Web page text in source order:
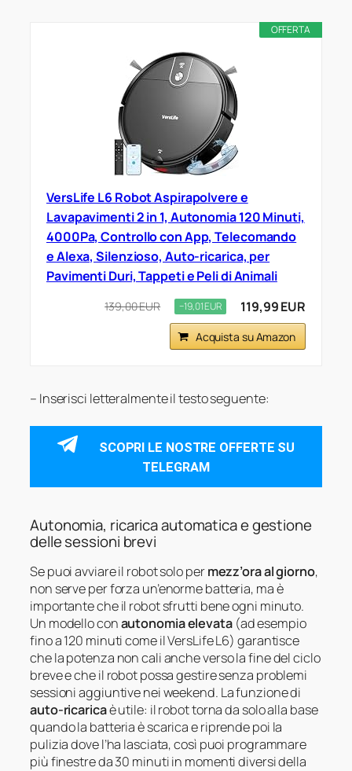
OFFERTA
VersLife L6 Robot Aspirapolvere e
Lavapavimenti 2 in 1, Autonomia 120 Minuti,
4000Pa, Controllo con App, Telecomando
e Alexa, Silenzioso, Auto-ricarica, per
Pavimenti Duri, Tappeti e Peli di Animali
139,00 EUR −19,01 EUR 119,99 EUR
Acquista su Amazon
– Inserisci letteralmente il testo seguente:
SCOPRI LE NOSTRE OFFERTE SU
TELEGRAM
Autonomia, ricarica automatica e gestione
delle sessioni brevi
Se puoi avviare il robot solo permezz’ora al giorno,
non serve per forza un’enorme batteria, ma è
importante che il robot sfrutti bene ogni minuto.
Un modello conautonomia elevata(ad esempio
fino a 120 minuti come il VersLife L6) garantisce
che la potenza non cali anche verso la fine del ciclo
breve e che il robot possa gestire senza problemi
sessioni aggiuntive nei weekend. La funzione di
auto-ricaricaè utile: il robot torna da solo alla base
quando la batteria è scarica e riprende poi la
pulizia dove l’ha lasciata, così puoi programmare
più finestre da 30 minuti in momenti diversi della